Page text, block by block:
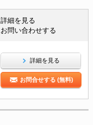
詳細を見る
お問い合わせする
詳細を見る
お問合せする (無料)